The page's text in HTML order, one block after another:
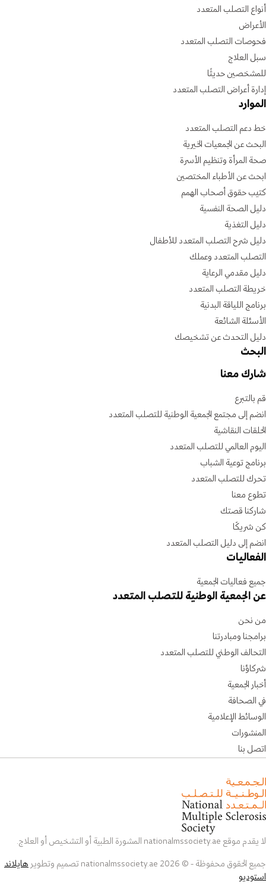
أنواع التصلب المتعدد
الأعراض
فحوصات التصلب المتعدد
سبل العلاج
للمشخصين حديثًا
إدارة أعراض التصلب المتعدد
الموارد
خط دعم التصلب المتعدد
البحث عن الجمعيات الخيرية
صحة المرأة وتنظيم الأسرة
ابحث عن الأطباء المختصين
كتيب حقوق أصحاب الهمم
دليل الصحة النفسية
دليل التغذية
دليل شرح التصلب المتعدد للأطفال
التصلب المتعدد وعملك
دليل مقدمي الرعاية
خريطة التصلب المتعدد
برنامج اللياقة البدنية
الأسئلة الشائعة
دليل التحدث عن تشخيصك
البحث
شارك معنا
قم بالتبرع
انضم إلى مجتمع الجمعية الوطنية للتصلب المتعدد
الحلقات النقاشية
اليوم العالمي للتصلب المتعدد
برنامج توعية الشباب
تحرك للتصلب المتعدد
تطوع معنا
شاركنا قصتك
كن شريكًا
انضم إلى دليل التصلب المتعدد
الفعاليات
جميع فعاليات الجمعية
عن الجمعية الوطنية للتصلب المتعدد
من نحن
برامجنا ومبادرتنا
التحالف الوطني للتصلب المتعدد
شركاؤنا
أخبار الجمعية
في الصحافة
الوسائط الإعلامية
المنشورات
اتصل بنا
لا يقدم موقع nationalmssociety.ae المشورة الطبية أو التشخيص أو العلاج.
جميع الحقوق محفوظة - © 2026 nationalmssociety.ae تصميم وتطوير
هايلاند
استوديو